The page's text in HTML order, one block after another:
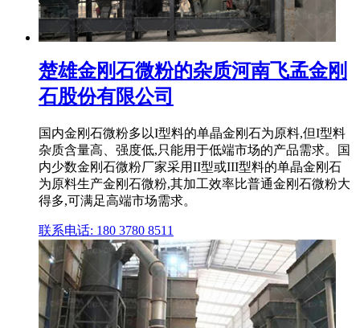
楚雄金刚石微粉的杂质河南飞孟金刚
石股份有限公司
国内金刚石微粉多以I型料的单晶金刚石为原料,但I型料
杂质含量高、强度低,只能用于低端市场的产品需求。国
内少数金刚石微粉厂家采用II型或III型料的单晶金刚石
为原料生产金刚石微粉,其加工效率比普通金刚石微粉大
得多,可满足高端市场需求。
联系电话: 180 3780 8511